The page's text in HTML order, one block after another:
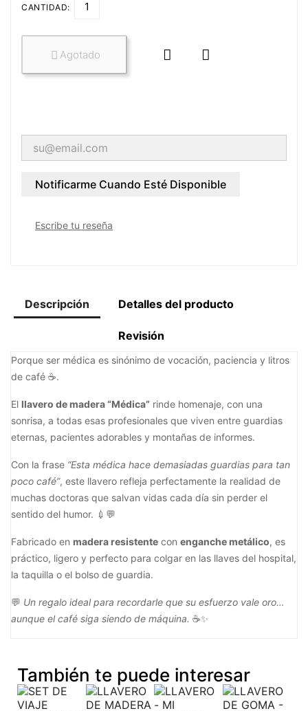
CANTIDAD:
 Agotado  
Notificarme Cuando Esté Disponible
Escribe tu reseña
Descripción Detalles del producto
Revisión
Porque ser médica es sinónimo de vocación, paciencia y litros
de café ☕.
El llavero de madera “Médica” rinde homenaje, con una
sonrisa, a todas esas profesionales que viven entre guardias
eternas, pacientes adorables y montañas de informes.
Con la frase “Esta médica hace demasiadas guardias para tan
poco café”, este llavero refleja perfectamente la realidad de
muchas doctoras que salvan vidas cada día sin perder el
sentido del humor. 💉💬
Fabricado en madera resistente con enganche metálico, es
práctico, ligero y perfecto para colgar en las llaves del hospital,
la taquilla o el bolso de guardia.
💬 Un regalo ideal para recordarle que su esfuerzo vale oro…
aunque el café siga siendo de máquina. ☕✨
También te puede interesar